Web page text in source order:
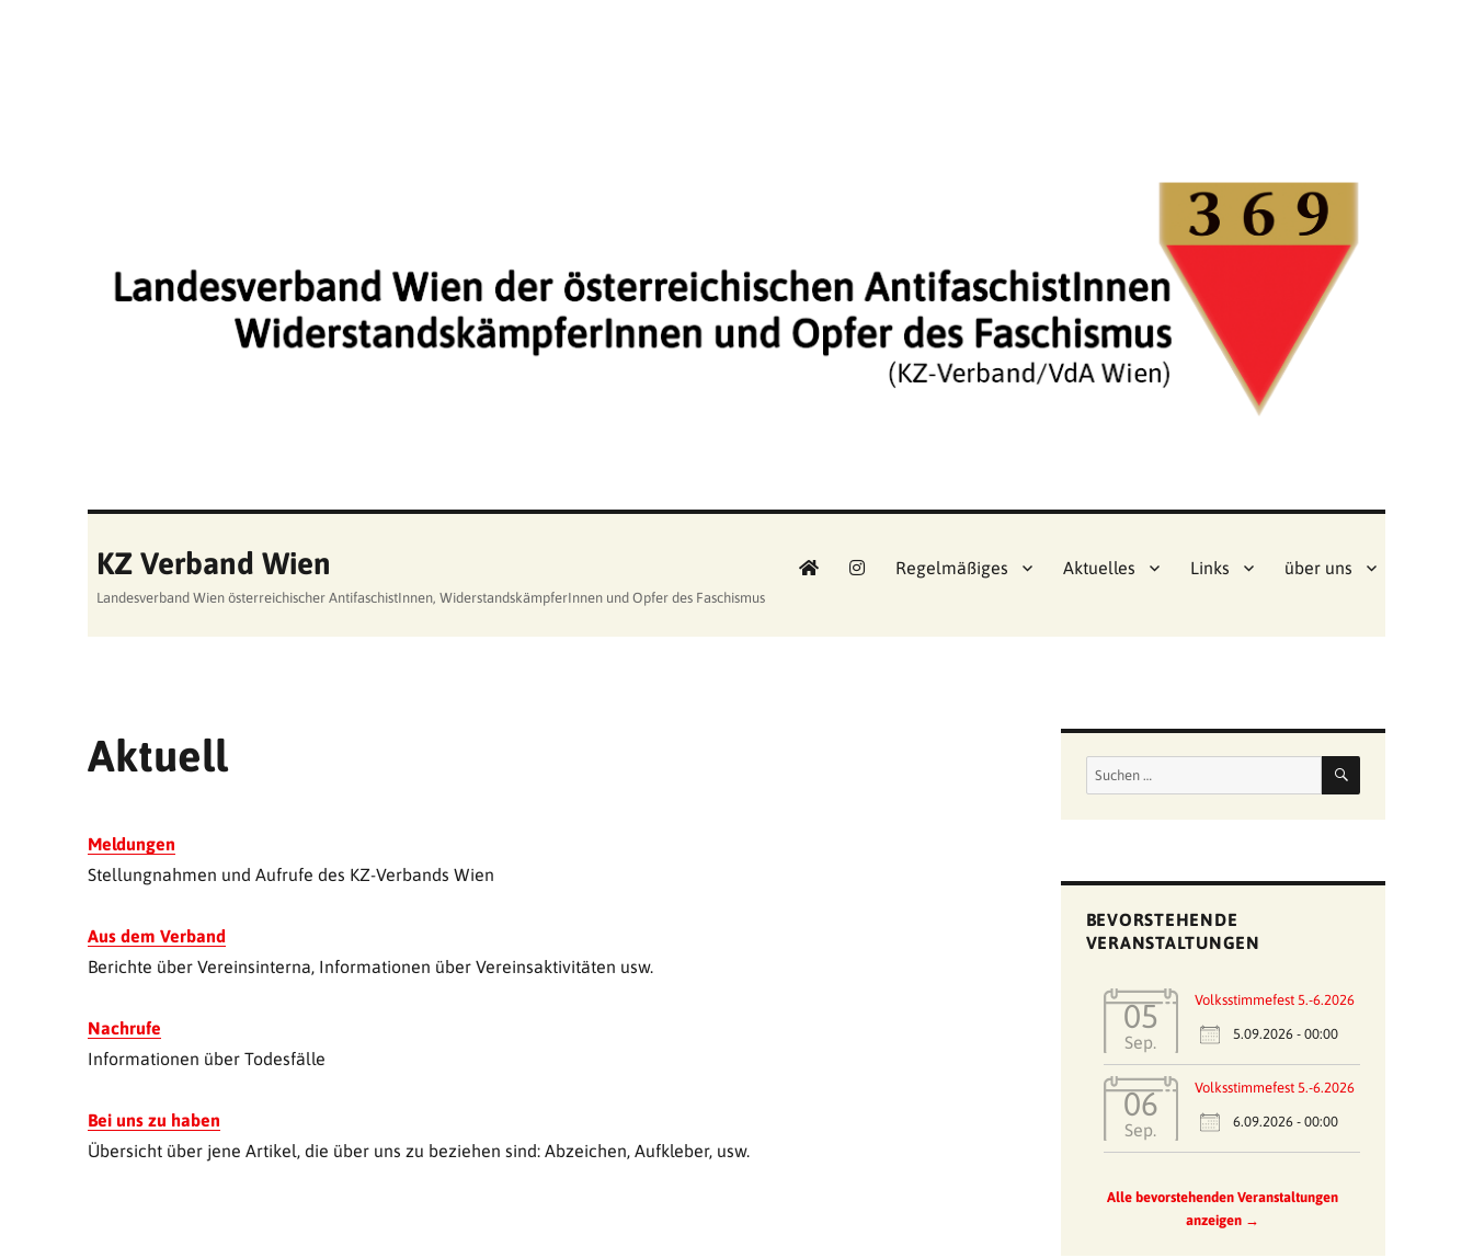
KZ Verband Wien
Landesverband Wien österreichischer AntifaschistInnen, WiderstandskämpferInnen und Opfer des Faschismus
Regelmäßiges Aktuelles Links über uns
Aktuell
Meldungen
Stellungnahmen und Aufrufe des KZ-Verbands Wien
Aus dem Verband
Berichte über Vereinsinterna, Informationen über Vereinsaktivitäten usw.
Nachrufe
Informationen über Todesfälle
Bei uns zu haben
Übersicht über jene Artikel, die über uns zu beziehen sind: Abzeichen, Aufkleber, usw.
Suchen
nach:
SUCHEN
BEVORSTEHENDE
VERANSTALTUNGEN
05
Sep.
Volksstimmefest 5.-6.2026
5.09.2026 - 00:00
06
Sep.
Volksstimmefest 5.-6.2026
6.09.2026 - 00:00
Alle bevorstehenden Veranstaltungen
anzeigen →